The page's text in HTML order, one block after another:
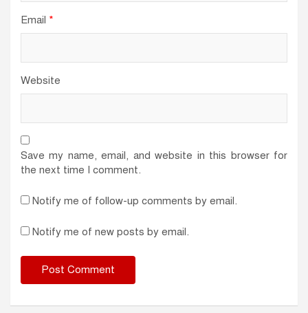
Email *
Website
Save my name, email, and website in this browser for
the next time I comment.
Notify me of follow-up comments by email.
Notify me of new posts by email.